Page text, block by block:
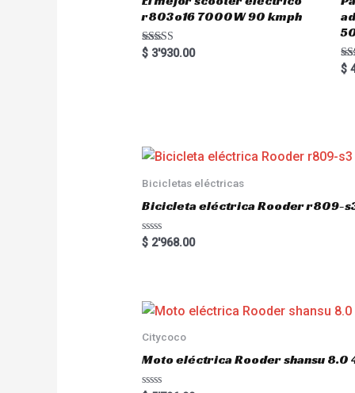
r803o16 7000W 90 kmph
Rated
5.00
$3'930.00
5.00
$
Bicicletas eléctricas
Bicicleta eléctrica Rooder r809-
R
a
o
u
o
f
5
$2'968.00
Citycoco
Moto eléctrica Rooder shansu